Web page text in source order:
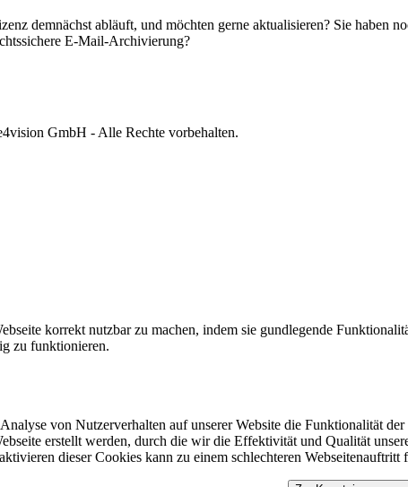
demnächst abläuft, und möchten gerne aktualisieren? Sie haben
E-Mail-Archivierung?
GmbH - Alle Rechte vorbehalten.
korrekt nutzbar zu machen, indem sie gundlegende
zu funktionieren.
von Nutzerverhalten auf unserer Website die Funktionalität
erstellt werden, durch die wir die Effektivität und Qualität
dieser Cookies kann zu einem schlechteren Webseitenauftritt